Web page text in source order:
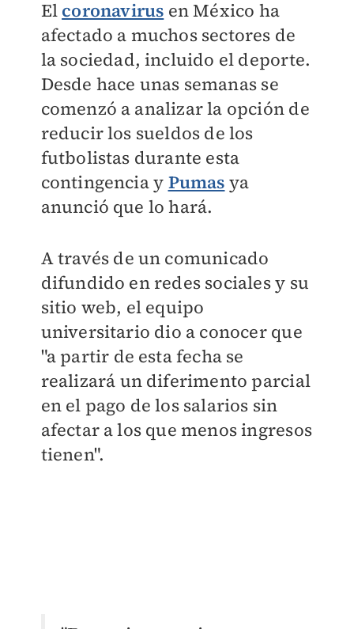
El coronavirus en México ha
afectado a muchos sectores de
la sociedad, incluido el deporte.
Desde hace unas semanas se
comenzó a analizar la opción de
reducir los sueldos de los
futbolistas durante esta
contingencia y Pumas ya
anunció que lo hará.
A través de un comunicado
difundido en redes sociales y su
sitio web, el equipo
universitario dio a conocer que
"a partir de esta fecha se
realizará un diferimento parcial
en el pago de los salarios sin
afectar a los que menos ingresos
tienen".